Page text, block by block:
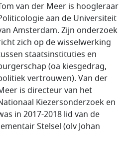
van der Meer is hoogleraar
aan de Universiteit
Amsterdam. Zijn onderzoek
zich op de wisselwerking
staatsinstituties en
(oa kiesgedrag,
vertrouwen). Van der
is directeur van het
Kiezersonderzoek en
in 2017-2018 lid van de
Stelsel (olv Johan